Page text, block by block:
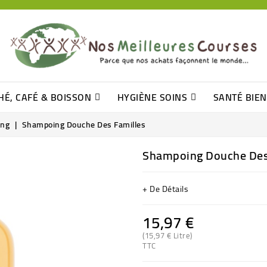
CAFÉ & BOISSON HYGIÈNE SOINS SANTÉ
Shampoing Douche Des Familles
Shampoing Douche
+ De Détails
15,97 €
(15,97 € Litre)
TTC